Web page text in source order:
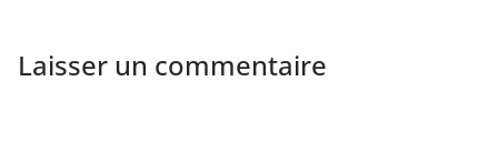
Laisser un commentaire